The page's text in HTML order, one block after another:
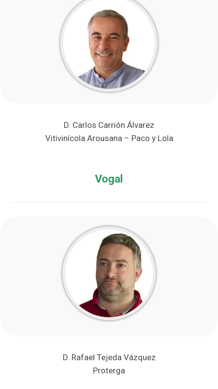
D. Carlos Carrión Álvarez
Vitivinícola Arousana – Paco y Lola
Vogal
D. Rafael Tejeda Vázquez
Proterga